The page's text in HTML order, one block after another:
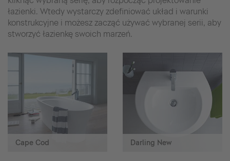
łazienki. Wtedy wystarczy zdefiniować układ i warunki
konstrukcyjne i możesz zacząć używać wybranej serii, aby
stworzyć łazienkę swoich marzeń.
Cape Cod Darling New